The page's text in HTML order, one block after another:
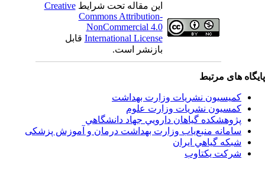
این مقاله تحت شرایط Creative
Commons Attribution-
NonCommercial 4.0
International Licenseقابل
بازنشر است.
های مرتبط
کمیسیون نشریات وزارت بهداشت
کمسیون نشریات وزارت علوم
پژوهشكده گياهان دارويي جهاد دانشگاهي
سامانه منبع‌ياب وزارت بهداشت درمان و آموزش پزشکی
شبكه گياهي ايران
شرکت یکتاوب